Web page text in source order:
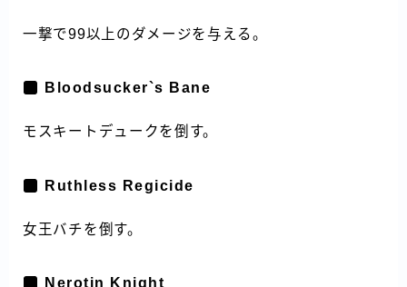
一撃で99以上のダメージを与える。
Bloodsucker`s Bane
モスキートデュークを倒す。
Ruthless Regicide
女王バチを倒す。
Nerotin Knight